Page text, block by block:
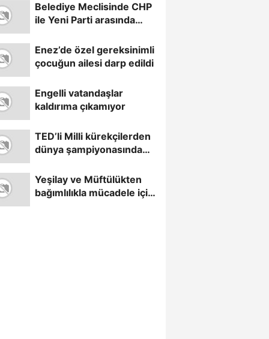
Belediye Meclisinde CHP
ile Yeni Parti arasında
Enez’de özel gereksinimli
çocuğun ailesi darp edildi
Engelli vatandaşlar
kaldırıma çıkamıyor
TED’li Milli kürekçilerden
dünya şampiyonasında
Yeşilay ve Müftülükten
bağımlılıkla mücadele için